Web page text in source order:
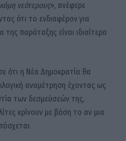
νεότερους», ανέφερε
ότι το ενδιαφέρον για
παράταξης είναι ιδιαίτερα
ότι η Νέα Δημοκρατία θα
αναμέτρηση έχοντας ως
των δεσμεύσεών της,
κρίνουν με βάση το αν μια